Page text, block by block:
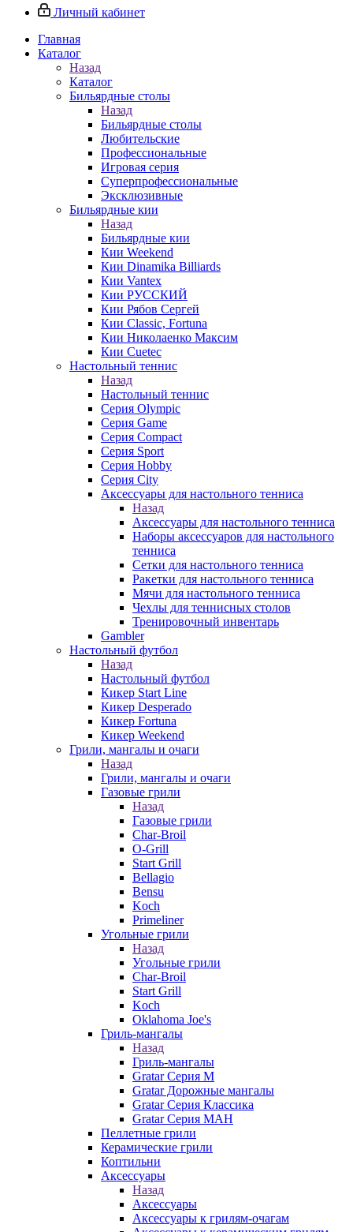
Личный кабинет
Главная
Каталог
Назад
Каталог
Бильярдные столы
Назад
Бильярдные столы
Любительские
Профессиональные
Игровая серия
Суперпрофессиональные
Эксклюзивные
Бильярдные кии
Назад
Бильярдные кии
Кии Weekend
Кии Dinamika Billiards
Кии Vantex
Кии РУССКИЙ
Кии Рябов Сергей
Кии Classic, Fortuna
Кии Николаенко Максим
Кии Cuetec
Настольный теннис
Назад
Настольный теннис
Серия Olympic
Серия Game
Серия Compact
Серия Sport
Серия Hobby
Серия City
Аксессуары для настольного тенниса
Назад
Аксессуары для настольного тенниса
Наборы аксессуаров для настольного
тенниса
Сетки для настольного тенниса
Ракетки для настольного тенниса
Мячи для настольного тенниса
Чехлы для теннисных столов
Тренировочный инвентарь
Gambler
Настольный футбол
Назад
Настольный футбол
Кикер Start Line
Кикер Desperado
Кикер Fortuna
Кикер Weekend
Грили, мангалы и очаги
Назад
Грили, мангалы и очаги
Газовые грили
Назад
Газовые грили
Char-Broil
O-Grill
Start Grill
Bellagio
Bensu
Koch
Primeliner
Угольные грили
Назад
Угольные грили
Char-Broil
Start Grill
Koch
Oklahoma Joe's
Гриль-мангалы
Назад
Гриль-мангалы
Gratar Серия M
Gratar Дорожные мангалы
Gratar Серия Классика
Gratar Серия МАН
Пеллетные грили
Керамические грили
Коптильни
Аксессуары
Назад
Аксессуары
Аксессуары к грилям-очагам